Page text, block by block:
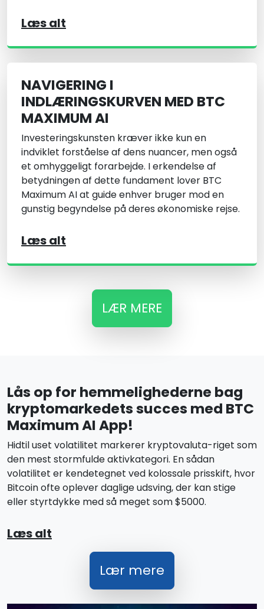
Læs alt
NAVIGERING I
INDLÆRINGSKURVEN MED BTC
MAXIMUM AI
Investeringskunsten kræver ikke kun en
indviklet forståelse af dens nuancer, men også
et omhyggeligt forarbejde. I erkendelse af
betydningen af dette fundament lover BTC
Maximum AI at guide enhver bruger mod en
gunstig begyndelse på deres økonomiske rejse.
Læs alt
LÆR MERE
Lås op for hemmelighederne bag
kryptomarkedets succes med BTC
Maximum AI App!
Hidtil uset volatilitet markerer kryptovaluta-riget som
den mest stormfulde aktivkategori. En sådan
volatilitet er kendetegnet ved kolossale prisskift, hvor
Bitcoin ofte oplever daglige udsving, der kan stige
eller styrtdykke med så meget som $5000.
Læs alt
Lær mere